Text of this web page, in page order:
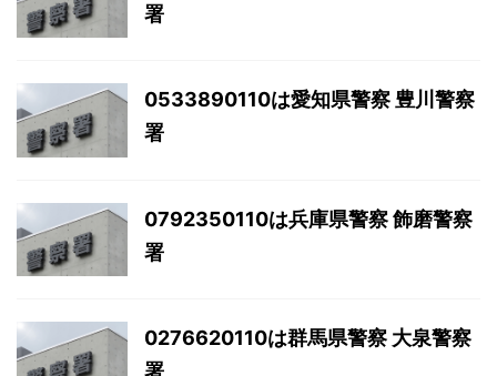
署
0533890110は愛知県警察 豊川警察
署
0792350110は兵庫県警察 飾磨警察
署
0276620110は群馬県警察 大泉警察